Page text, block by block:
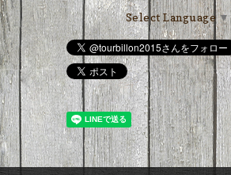
Select Language ▼